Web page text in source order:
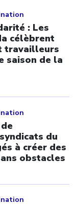
: Les
célèbrent
travailleurs
saison de la
du
à créer des
obstacles